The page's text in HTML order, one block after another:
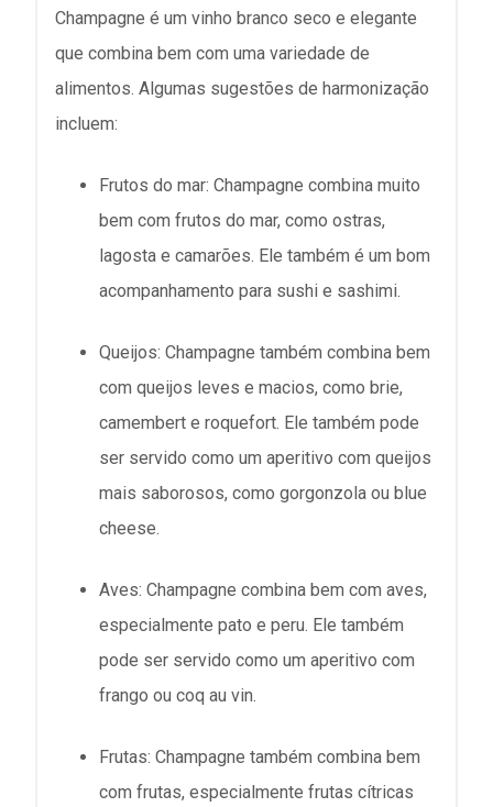
Champagne é um vinho branco seco e elegante
que combina bem com uma variedade de
alimentos. Algumas sugestões de harmonização
incluem:
Frutos do mar: Champagne combina muito
bem com frutos do mar, como ostras,
lagosta e camarões. Ele também é um bom
acompanhamento para sushi e sashimi.
Queijos: Champagne também combina bem
com queijos leves e macios, como brie,
camembert e roquefort. Ele também pode
ser servido como um aperitivo com queijos
mais saborosos, como gorgonzola ou blue
cheese.
Aves: Champagne combina bem com aves,
especialmente pato e peru. Ele também
pode ser servido como um aperitivo com
frango ou coq au vin.
Frutas: Champagne também combina bem
com frutas, especialmente frutas cítricas